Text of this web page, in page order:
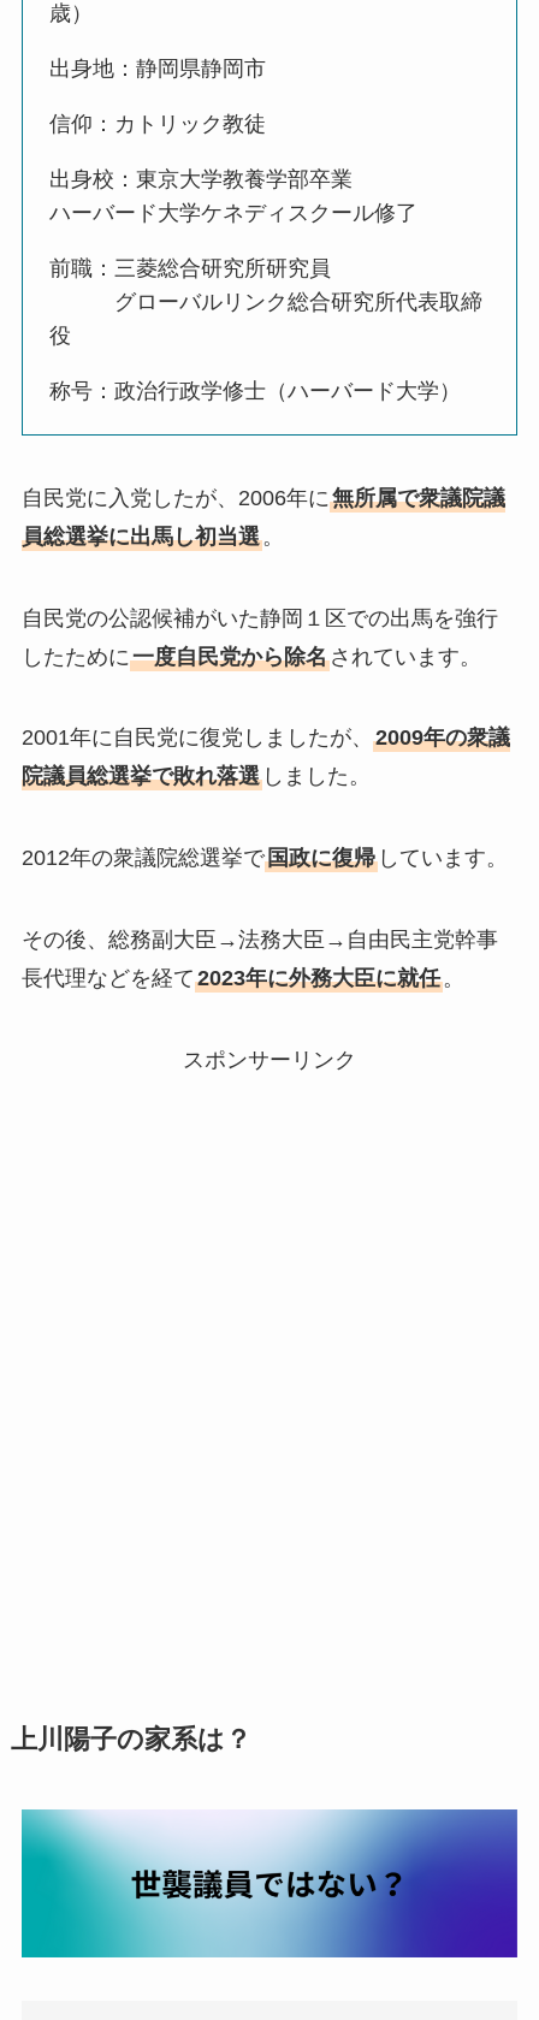
歳）
出身地：静岡県静岡市
信仰：カトリック教徒
出身校：東京大学教養学部卒業
ハーバード大学ケネディスクール修了
前職：三菱総合研究所研究員
グローバルリンク総合研究所代表取締
役
称号：政治行政学修士（ハーバード大学）
自民党に入党したが、2006年に無所属で衆議院議
員総選挙に出馬し初当選。
自民党の公認候補がいた静岡１区での出馬を強行
したために一度自民党から除名されています。
2001年に自民党に復党しましたが、 2009年の衆議
院議員総選挙で敗れ落選しました。
2012年の衆議院総選挙で国政に復帰しています。
その後、総務副大臣→法務大臣→自由民主党幹事
長代理などを経て2023年に外務大臣に就任。
スポンサーリンク
上川陽子の家系は？